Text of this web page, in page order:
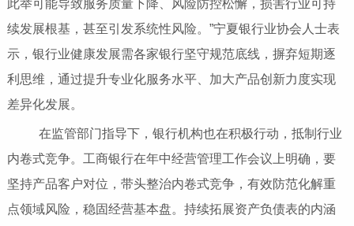
此举可能导致服务质量下降、风险防控松懈，损害行业可持
续发展根基，甚至引发系统性风险。”宁夏银行业协会人士表
示，银行业健康发展需各家银行坚守规范底线，摒弃短期逐
利思维，通过提升专业化服务水平、加大产品创新力度实现
差异化发展。
在监管部门指导下，银行机构也在积极行动，抵制行业
内卷式竞争。工商银行在年中经营管理工作会议上明确，要
坚持产品客户对位，带头整治内卷式竞争，有效防范化解重
点领域风险，稳固经营基本盘。持续拓展资产负债表的内涵